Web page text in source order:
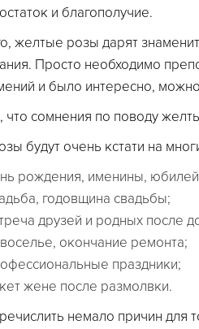
и благополучие.
желтые розы дарят
Просто необходимо
и было интересно,
сомнения по поводу
будут очень кстати на
рождения, именины,
годовщина свадьбы;
друзей и родных после
окончание ремонта;
праздники;
жене после размолвки.
немало причин для